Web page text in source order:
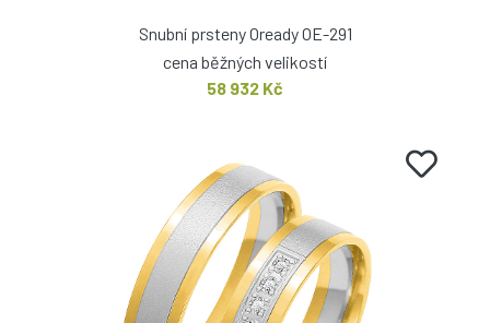
Snubní prsteny Oready OE-291
cena běžných velikostí
58 932 Kč